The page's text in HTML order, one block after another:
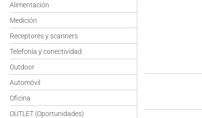
Alimentación
Medición
Receptores y scanners
Telefonía y conectividad
Outdoor
Automóvil
Oficina
OUTLET (Oportunidades)